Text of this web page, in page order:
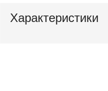
Характеристики